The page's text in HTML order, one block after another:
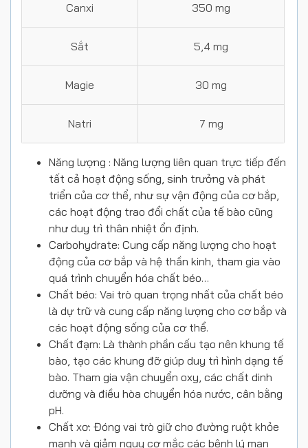
Canxi 350 mg
Sắt 5,4 mg
Magie 30 mg
Natri 7 mg
Năng lượng : Năng lượng liên quan trực tiếp đến
tất cả hoạt động sống, sinh trưởng và phát
triển của cơ thể, như sự vận động của cơ bắp,
các hoạt động trao đổi chất của tế bào cũng
như duy trì thân nhiệt ổn định.
Carbohydrate: Cung cấp năng lượng cho hoạt
động của cơ bắp và hệ thần kinh, tham gia vào
quá trình chuyển hóa chất béo…
Chất béo: Vai trò quan trọng nhất của chất béo
là dự trữ và cung cấp năng lượng cho cơ bắp và
các hoạt động sống của cơ thể.
Chất đạm: Là thành phần cấu tạo nên khung tế
bào, tạo các khung đỡ giúp duy trì hình dạng tế
bào. Tham gia vận chuyển oxy, các chất dinh
dưỡng và điều hòa chuyển hóa nước, cân bằng
pH.
Chất xơ: Đóng vai trò giữ cho đường ruột khỏe
mạnh và giảm nguy cơ mắc các bệnh lý mạn